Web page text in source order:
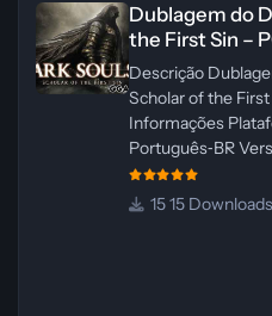
Dublagem do
the First Sin –
Descrição
Scholar of the
Informações
Português‑BR
Suportado: Inglês
Atualização: 24/
15 Downloads